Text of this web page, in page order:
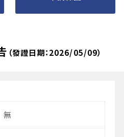
（發證日期：2026/05/09）
無